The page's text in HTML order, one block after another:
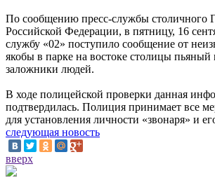
По сообщению пресс-службы
Российской Федерации, в пятницу, 16
службу «02» поступило сообщение от
якобы в парке на востоке столицы пьяный
заложники людей.
В ходе полицейской проверки данная
подтвердилась. Полиция принимает все
для установления личности «звонаря» и
следующая новость
вверх